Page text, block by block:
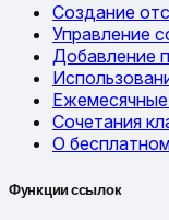
Создание
Управление
Добавление
Сочетания
О
Функции ссылок